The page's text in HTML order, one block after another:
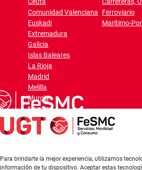
Para brindarte la mejor experiencia, utilizamos
información de tu dispositivo. Aceptar estas
Ceuta
Comunidad Valenciana
Euskadi
Extremadura
Galicia
Islas Baleares
La Rioja
Madrid
Melilla
Murcia
Navarra
Carreteras,
Ferroviario
Marítimo-